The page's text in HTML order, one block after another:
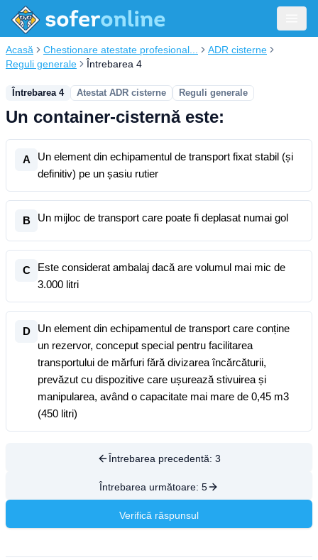
Acasă Chestionare atestate profesional...
ADR cisterne
Reguli generale
Întrebarea 4
Întrebarea 4 Atestat ADR cisterne Reguli generale
Un container-cisternă este:
A
Un element din echipamentul de transport fixat stabil (și
definitiv) pe un șasiu rutier
B Un mijloc de transport care poate fi deplasat numai gol
C
Este considerat ambalaj dacă are volumul mai mic de
3.000 litri
D
Un element din echipamentul de transport care conține
un rezervor, conceput special pentru facilitarea
transportului de mărfuri fără divizarea încărcăturii,
prevăzut cu dispozitive care ușurează stivuirea și
manipularea, având o capacitate mai mare de 0,45 m3
(450 litri)
Întrebarea precedentă: 3
Întrebarea următoare: 5
Verifică răspunsul